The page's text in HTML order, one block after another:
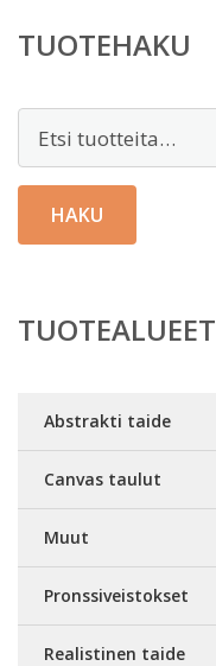
TUOTEHAKU
HAKU
TUOTEALUEET
Abstrakti taide
Canvas taulut
Muut
Pronssiveistokset
Realistinen taide